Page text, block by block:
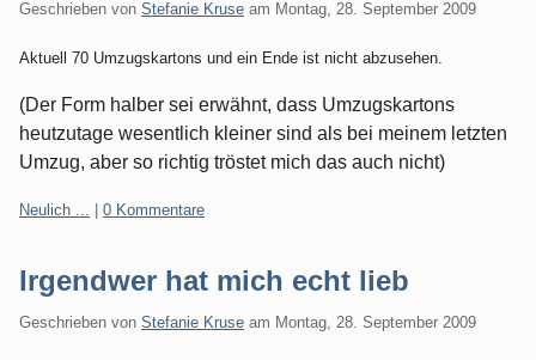
Geschrieben von Stefanie Kruse am Montag, 28. September 2009
Aktuell 70 Umzugskartons und ein Ende ist nicht abzusehen.
(Der Form halber sei erwähnt, dass Umzugskartons
heutzutage wesentlich kleiner sind als bei meinem letzten
Umzug, aber so richtig tröstet mich das auch nicht)
Kategorien:
Neulich ... 0 Kommentare
Irgendwer hat mich echt lieb
Geschrieben von Stefanie Kruse am Montag, 28. September 2009